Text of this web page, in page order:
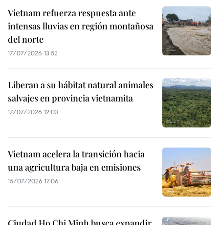
Vietnam refuerza respuesta ante
intensas lluvias en región montañosa
del norte
17/07/2026 13:52
Liberan a su hábitat natural animales
salvajes en provincia vietnamita
17/07/2026 12:03
Vietnam acelera la transición hacia
una agricultura baja en emisiones
15/07/2026 17:06